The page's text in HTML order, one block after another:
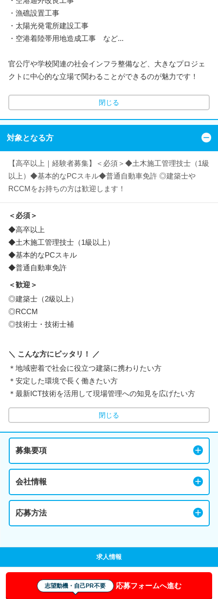
・漁礁設置工事
・太陽光発電所建設工事
・空港着陸帯用地造成工事 など...
官公庁や学校関連の社会インフラ整備など、大きなプロジェ
クトに中心的な立場で関わることができるのが魅力です！
閉じる
対象となる方
【高卒以上｜経験者募集】＜必須＞◆土木施工管理技士（1級
以上）◆基本的なPCスキル◆普通自動車免許 ◎建築士や
RCCMをお持ちの方は歓迎します！
＜必須＞
◆高卒以上
◆土木施工管理技士（1級以上）
◆基本的なPCスキル
◆普通自動車免許
＜歓迎＞
◎建築士（2級以上）
◎RCCM
◎技術士・技術士補
＼ こんな方にピッタリ！ ／
＊地域密着で社会に役立つ建築に携わりたい方
＊安定した環境で長く働きたい方
＊最新ICT技術を活用して現場管理への知見を広げたい方
閉じる
募集要項
会社情報
応募方法
求人情報
志望動機・自己PR不要 応募フォームへ進む